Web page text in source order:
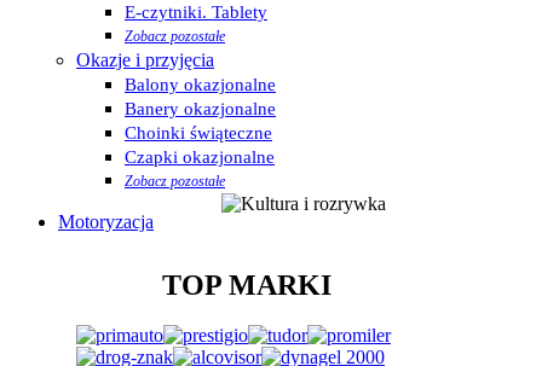
E-czytniki. Tablety
Zobacz pozostałe
Okazje i przyjęcia
Balony okazjonalne
Banery okazjonalne
Choinki świąteczne
Czapki okazjonalne
Zobacz pozostałe
Motoryzacja
TOP MARKI